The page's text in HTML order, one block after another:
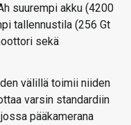
suurempi akku (4200
tallennustila (256 Gt
sekä
välillä toimii niiden
varsin standardiin
pääkamerana